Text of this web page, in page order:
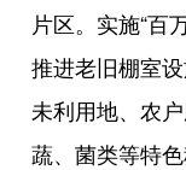
片区。实施“百
推进老旧棚室
未利用地、农
蔬、菌类等特